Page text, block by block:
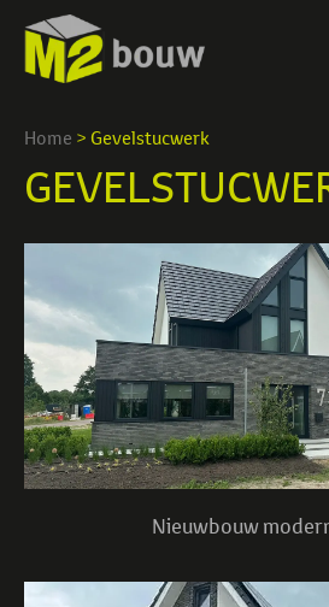
Home > Gevelstucwerk
Nieuwbouw